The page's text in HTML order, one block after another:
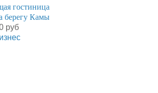
гостиница
берегу Камы
руб